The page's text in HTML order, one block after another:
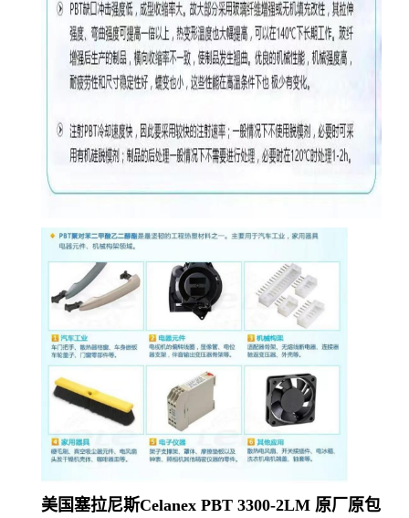
美国塞拉尼斯Celanex PBT 3300-2LM 原厂原包